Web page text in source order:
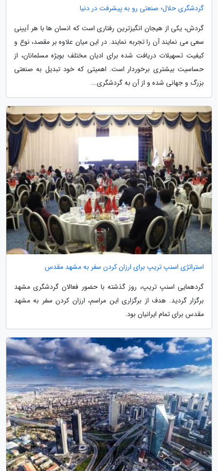
گردشگری حلال؛ صنعتی رو به پیشرفت در دنیا
گردش، یکی از هیجان انگیزترین رفتاری است که انسان ها با هر آیینی
سعی می نمایند آن را تجربه نمایند. در این میان علاوه بر مقصد، نوع و
کیفیت تسهیلات دریافت شده برای ادیان مختلف بویژه مسلمانان، از
حساسیت بیشتری برخوردار است. اهمیتی که خود تبدیل به صنعتی
بزرگ و جهانی شده و از آن به گردشگری...
استراتژی اسنپ تریپ برای ارزان کردن سفر به مشهد مقدس
گردهمایی اسنپ تریپ، روز گذشته با حضور فعالان گردشگری مشهد
برگزار گردید. هدف از برگزاری این مراسم، ارزان کردن سفر به مشهد
مقدس برای تمام ایرانیان بود.